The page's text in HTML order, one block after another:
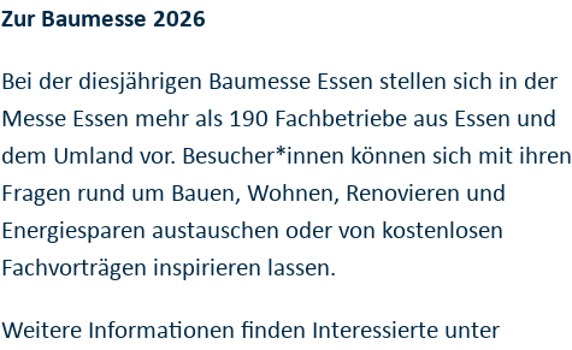
Zur Baumesse 2026
Bei der diesjährigen Baumesse Essen stellen sich in der
Messe Essen mehr als 190 Fachbetriebe aus Essen und
dem Umland vor. Besucher*innen können sich mit ihren
Fragen rund um Bauen, Wohnen, Renovieren und
Energiesparen austauschen oder von kostenlosen
Fachvorträgen inspirieren lassen.
Weitere Informationen finden Interessierte unter